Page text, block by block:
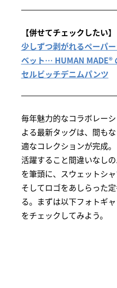
【併せてチェックしたい】
少しずつ剥がれるペーパ
ベット… HUMAN MADE®
セルビッチデニムパンツ
毎年魅力的なコラボレー
よる最新タッグは、間も
適なコレクションが完成
活躍すること間違いなし
を筆頭に、スウェットシ
そしてロゴをあしらった
る。まずは以下フォトギ
をチェックしてみよう。